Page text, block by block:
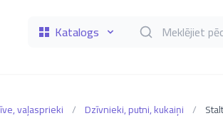
Katalogs Meklēt grāmatas
vaļasprieki / Dzīvnieki, putni, kukaiņi /